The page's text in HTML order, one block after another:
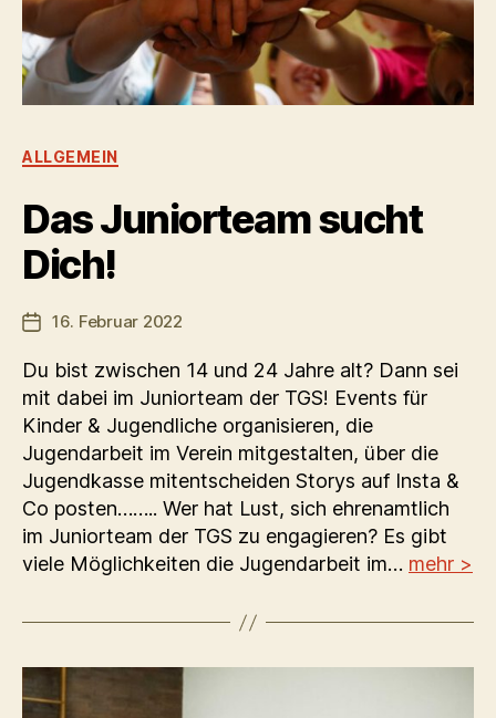
Kategorien
ALLGEMEIN
Das Juniorteam sucht
Dich!
Veröffentlichungsdatum
16. Februar 2022
Du bist zwischen 14 und 24 Jahre alt? Dann sei
mit dabei im Juniorteam der TGS! Events für
Kinder & Jugendliche organisieren, die
Jugendarbeit im Verein mitgestalten, über die
Jugendkasse mitentscheiden Storys auf Insta &
Co posten…….. Wer hat Lust, sich ehrenamtlich
im Juniorteam der TGS zu engagieren? Es gibt
viele Möglichkeiten die Jugendarbeit im… mehr >